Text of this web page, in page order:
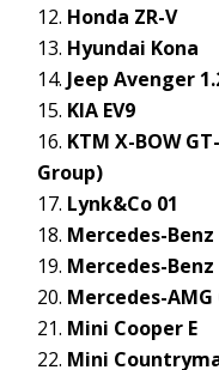
Honda ZR-V
Hyundai Kona
Jeep Avenger
KIA EV9
KTM X-BOW
Group)
Lynk&Co 01
Mercedes-Benz
Mercedes-Benz
Mercedes-AMG
Mini Cooper E
Mini